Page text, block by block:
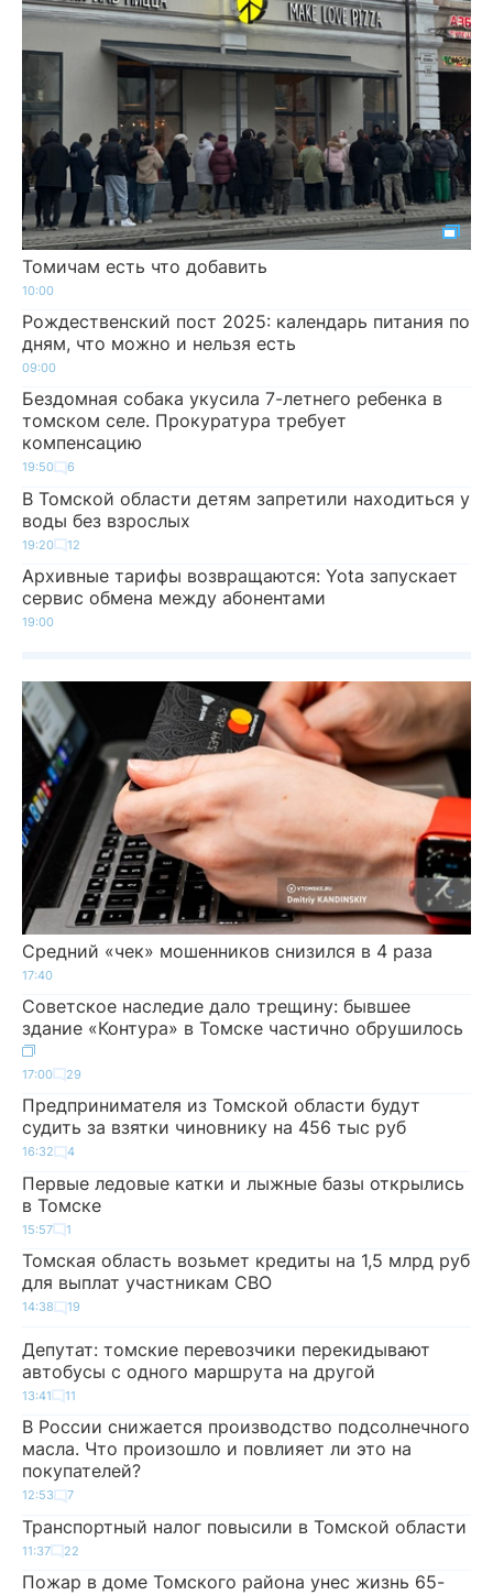
Томичам есть что добавить
10:00
Рождественский пост 2025: календарь питания по
дням, что можно и нельзя есть
09:00
Бездомная собака укусила 7-летнего ребенка в
томском селе. Прокуратура требует
компенсацию
19:50 6
В Томской области детям запретили находиться у
воды без взрослых
19:20 12
Архивные тарифы возвращаются: Yota запускает
сервис обмена между абонентами
19:00
Средний «чек» мошенников снизился в 4 раза
17:40
Советское наследие дало трещину: бывшее
здание «Контура» в Томске частично обрушилось
17:00 29
Предпринимателя из Томской области будут
судить за взятки чиновнику на 456 тыс руб
16:32 4
Первые ледовые катки и лыжные базы открылись
в Томске
15:57 1
Томская область возьмет кредиты на 1,5 млрд руб
для выплат участникам СВО
14:38 19
Депутат: томские перевозчики перекидывают
автобусы с одного маршрута на другой
13:41 11
В России снижается производство подсолнечного
масла. Что произошло и повлияет ли это на
покупателей?
12:53 7
Транспортный налог повысили в Томской области
11:37 22
Пожар в доме Томского района унес жизнь 65-